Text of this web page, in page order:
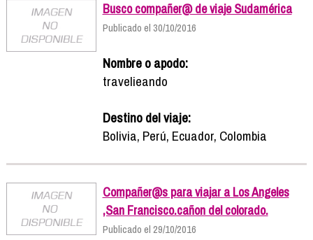
Busco compañer@ de viaje Sudamérica
Publicado el 30/10/2016
Nombre o apodo:
travelieando
Destino del viaje:
Bolivia, Perú, Ecuador, Colombia
Compañer@s para viajar a Los Angeles
,San Francisco.cañon del colorado.
Publicado el 29/10/2016